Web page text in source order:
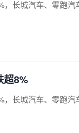
长城汽车、零跑
超8%
长城汽车、零跑